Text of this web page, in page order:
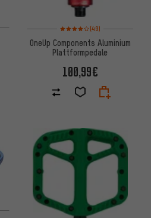
basierend auf 140 Bewertungen
Bewertungen: 4 von 5
(49)
OneUp Components Aluminium
Plattformpedale
100,99€
basierend auf 1 Bewertungen